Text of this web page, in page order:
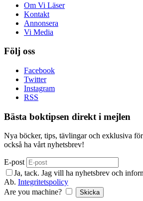
Om Vi Läser
Kontakt
Annonsera
Vi Media
Följ oss
Facebook
Twitter
Instagram
RSS
Bästa boktipsen direkt i mejlen
Nya böcker, tips, tävlingar och exklusiva
också ha vårt nyhetsbrev!
E-post
Ja, tack. Jag vill ha nyhetsbrev och
Ab. Integritetspolicy
Are you machine?
Skicka